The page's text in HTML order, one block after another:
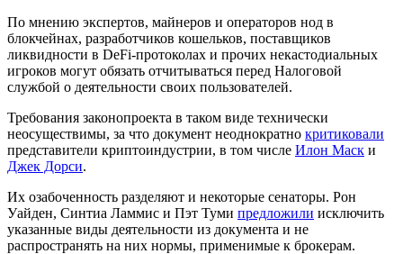
По мнению экспертов, майнеров и операторов нод в
блокчейнах, разработчиков кошельков, поставщиков
ликвидности в DeFi-протоколах и прочих некастодиальных
игроков могут обязать отчитываться перед Налоговой
службой о деятельности своих пользователей.
Требования законопроекта в таком виде технически
неосуществимы, за что документ неоднократно критиковали
представители криптоиндустрии, в том числе Илон Маск и
Джек Дорси.
Их озабоченность разделяют и некоторые сенаторы. Рон
Уайден, Синтиа Ламмис и Пэт Туми предложили исключить
указанные виды деятельности из документа и не
распространять на них нормы, применимые к брокерам.